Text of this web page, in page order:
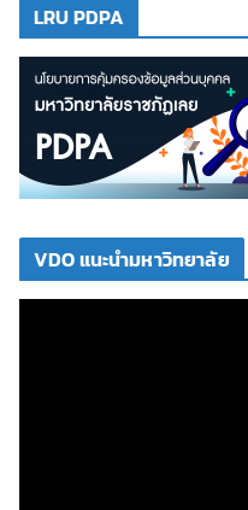
LRU PDPA
VDO แนะนำมหาวิทยาลัย